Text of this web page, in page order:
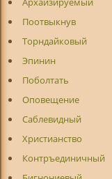
Поотвыкнув
Торндайковый
Эпинин
Поболтать
Оповещение
Саблевидный
Христианство
Контръединичный